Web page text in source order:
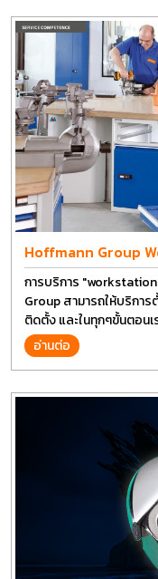
Hoffmann Group
การบริการ
Group สามารถให้บริกา
ติดตั้ง และในทุกๆขั้นตอน
การที่งานที่ดีที่สุด บนต้นทุน
อ่านต่อ